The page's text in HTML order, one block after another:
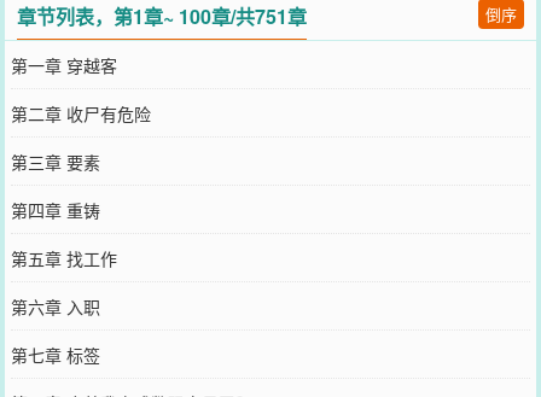
章节列表，第1章~ 100章/共751章 倒序
第一章 穿越客
第二章 收尸有危险
第三章 要素
第四章 重铸
第五章 找工作
第六章 入职
第七章 标签